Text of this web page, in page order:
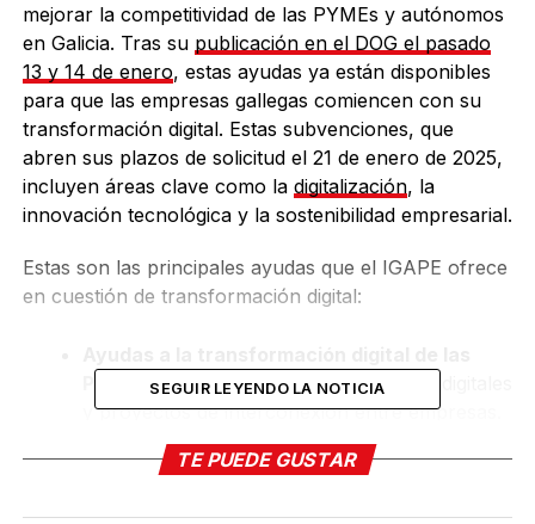
mejorar la competitividad de las PYMEs y autónomos
en Galicia. Tras su publicación en el DOG el pasado
13 y 14 de enero, estas ayudas ya están disponibles
para que las empresas gallegas comiencen con su
transformación digital. Estas subvenciones, que
abren sus plazos de solicitud el 21 de enero de 2025,
incluyen áreas clave como la digitalización, la
innovación tecnológica y la sostenibilidad empresarial.
Estas son las principales ayudas que el IGAPE ofrece
en cuestión de transformación digital:
PYMEs (IG300C): financian soluciones digitales
y proyectos de interconexión entre empresas.
Plazo: 21/01/2025 al 21/02/2025.
Proyectos de inversión empresarial
SEGUIR LEYENDO LA NOTICIA
TE PUEDE GUSTAR